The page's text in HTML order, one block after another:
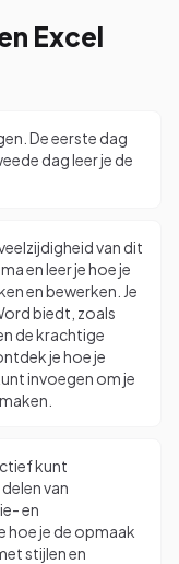
Excel
De eerste dag
dag leer je de
van dit
en leer je hoe je
en bewerken. Je
biedt, zoals
de krachtige
je hoe je
invoegen om je
kunt
van
en
hoe je de opmaak
stijlen en